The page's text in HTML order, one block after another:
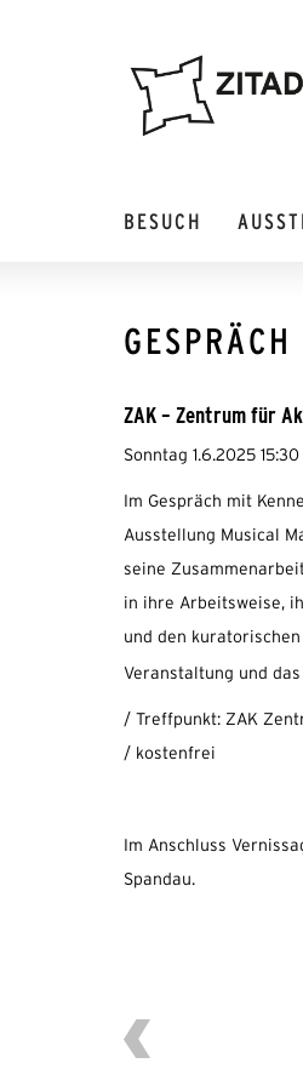
BESUCH
ZAK – Zentrum für
Sonntag 1.6.2025
Im Gespräch mit
Ausstellung Musical
seine
in ihre Arbeitsweise,
und den
Veranstaltung und
/ Treffpunkt: ZAK
/ kostenfrei
Im Anschluss
Spandau.